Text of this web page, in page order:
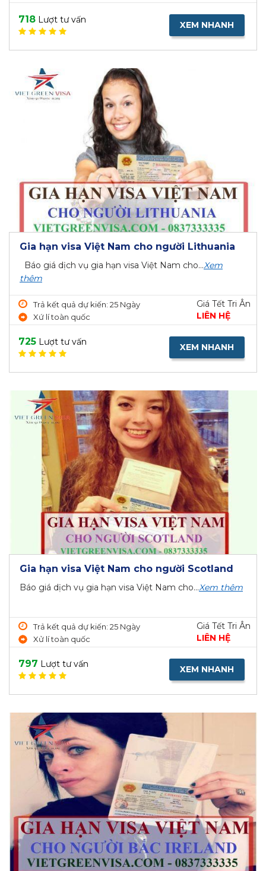
718 Lượt tư vấn XEM NHANH
Gia hạn visa Việt Nam cho người Lithuania
Báo giá dịch vụ gia hạn visa Việt Nam cho...Xem
thêm
Trả kết quả dự kiến: 25 Ngày
Xứ lí toàn quốc
Giá Tết Tri Ân
LIÊN HỆ
725 Lượt tư vấn XEM NHANH
Gia hạn visa Việt Nam cho người Scotland
Báo giá dịch vụ gia hạn visa Việt Nam cho...Xem thêm
Trả kết quả dự kiến: 25 Ngày
Xử lí toàn quốc
Giá Tết Tri Ân
LIÊN HỆ
797 Lượt tư vấn XEM NHANH